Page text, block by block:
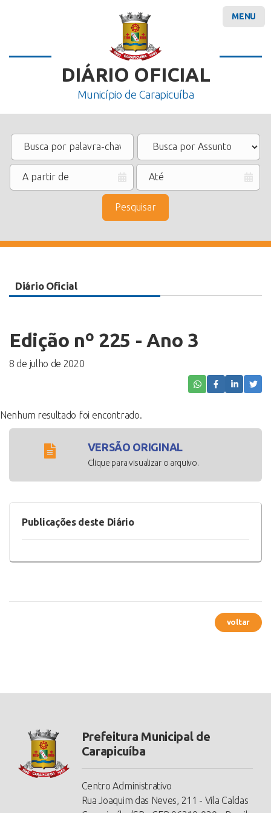
DIÁRIO OFICIAL
Município de Carapicuíba
Pesquisar
MENU
Diário Oficial
Edição nº 225 - Ano 3
8 de julho de 2020
Nenhum resultado foi encontrado.
VERSÃO ORIGINAL
Clique para visualizar o arquivo.
Publicações deste Diário
voltar
Prefeitura Municipal de
Carapicuíba
Centro Administrativo
Rua Joaquim das Neves, 211 - Vila Caldas